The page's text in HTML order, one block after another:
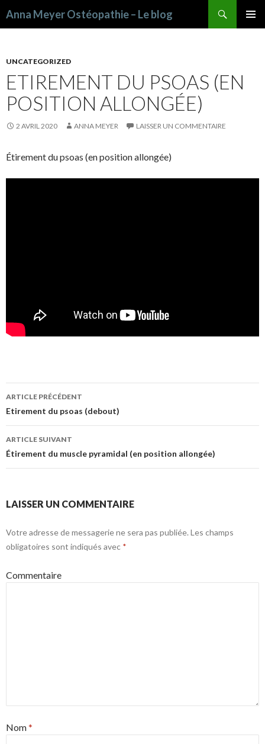
Anna Meyer Ostéopathie – Le blog
UNCATEGORIZED
ETIREMENT DU PSOAS (EN
POSITION ALLONGÉE)
2 AVRIL 2020 ANNA MEYER LAISSER UN COMMENTAIRE
Étirement du psoas (en position allongée)
Navigation de l’article
ARTICLE PRÉCÉDENT
Etirement du psoas (debout)
ARTICLE SUIVANT
Étirement du muscle pyramidal (en position allongée)
LAISSER UN COMMENTAIRE
Votre adresse de messagerie ne sera pas publiée. Les champs
obligatoires sont indiqués avec *
Commentaire
Nom*